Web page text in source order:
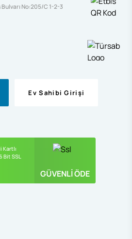
No:205/C 1-2-3
Ev Sahibi Girişi
Kartlı
Bit SSL
GÜVENLİ ÖDE